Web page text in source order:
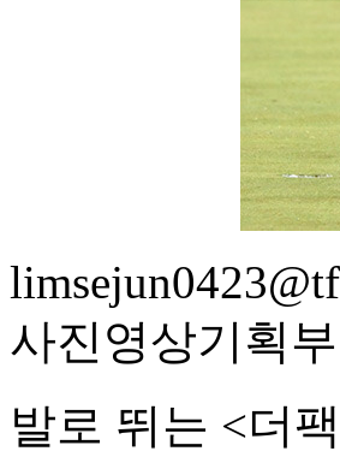
사진영상기획
발로 뛰는 <더